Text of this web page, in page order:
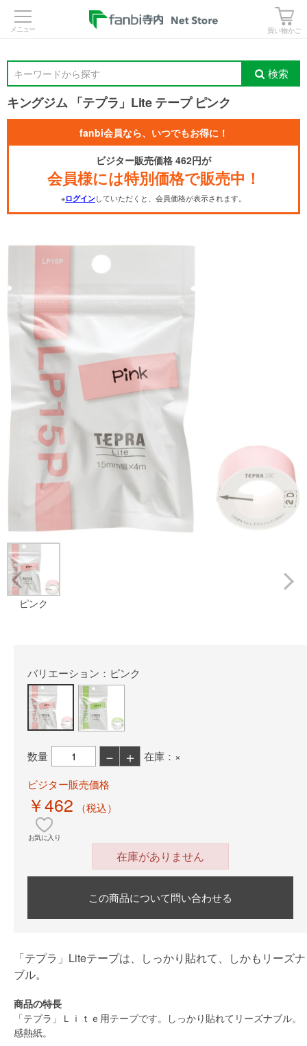
買い物かご
キーワードから探す 検索
キングジム 「テプラ」Lite テープ ピンク
fanbi会員なら、いつでもお得に！
ビジター販売価格 462円が
会員様には特別価格で販売中！
※ログインしていただくと、会員価格が表示されます。
ピンク
Prev
バリエーション：ピンク
数量 － ＋
在庫：×
ビジター販売価格
￥462 （税込）
お気に入り
在庫がありません
この商品について問い合わせる
「テプラ」Liteテープは、しっかり貼れて、しかもリーズナ
ブル。
商品の特長
「テプラ」Ｌｉｔｅ用テープです。しっかり貼れてリーズナブル。
感熱紙。